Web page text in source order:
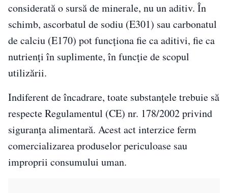
considerată o sursă de minerale, nu un aditiv. În
schimb, ascorbatul de sodiu (E301) sau carbonatul
de calciu (E170) pot funcționa fie ca aditivi, fie ca
nutrienți în suplimente, în funcție de scopul
utilizării.
Indiferent de încadrare, toate substanțele trebuie să
respecte Regulamentul (CE) nr. 178/2002 privind
siguranța alimentară. Acest act interzice ferm
comercializarea produselor periculoase sau
improprii consumului uman.